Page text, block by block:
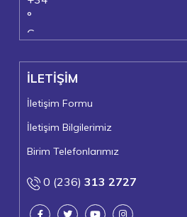
°
C
Turgutlu
Cuma, 07
İLETİŞİM
İletişim Formu
İletişim Bilgilerimiz
Birim Telefonlarımız
0 (236) 313 2727